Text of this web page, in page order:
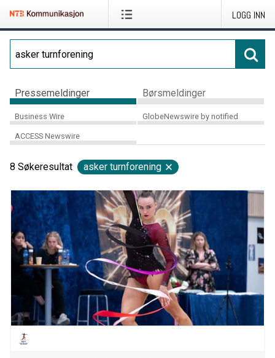
LOGG INN
Pressemeldinger Børsmeldinger
Business Wire GlobeNewswire by notified
ACCESS Newswire
8 Søkeresultat asker turnforening